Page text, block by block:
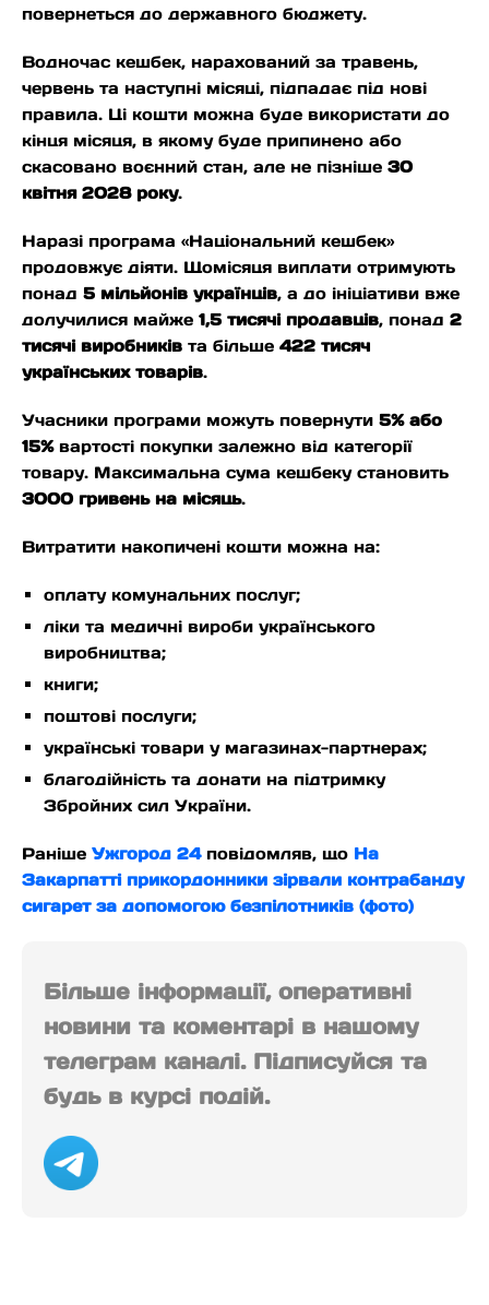
повернеться до державного бюджету.
Водночас кешбек, нарахований за травень,
червень та наступні місяці, підпадає під нові
правила. Ці кошти можна буде використати до
кінця місяця, в якому буде припинено або
скасовано воєнний стан, але не пізніше 30
квітня 2028 року.
Наразі програма «Національний кешбек»
продовжує діяти. Щомісяця виплати отримують
понад 5 мільйонів українців, а до ініціативи вже
долучилися майже 1,5 тисячі продавців, понад 2
тисячі виробників та більше 422 тисяч
українських товарів.
Учасники програми можуть повернути 5% або
15%вартості покупки залежно від категорії
товару. Максимальна сума кешбеку становить
3000 гривень на місяць.
Витратити накопичені кошти можна на:
оплату комунальних послуг;
ліки та медичні вироби українського
виробництва;
книги;
поштові послуги;
українські товари у магазинах-партнерах;
благодійність та донати на підтримку
Збройних сил України.
Раніше Ужгород 24повідомляв, що На
Закарпатті прикордонники зірвали контрабанду
сигарет за допомогою безпілотників (фото)
Більше інформації, оперативні
новини та коментарі в нашому
телеграм каналі. Підписуйся та
будь в курсі подій.